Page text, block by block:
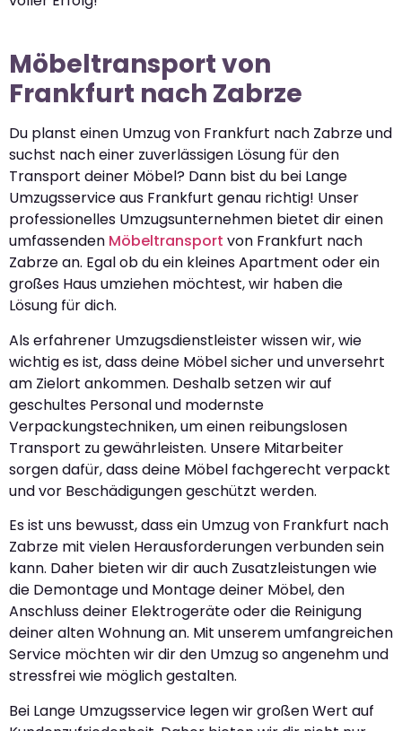
Möbeltransport von
Frankfurt nach Zabrze
Du planst einen Umzug von Frankfurt nach Zabrze und
suchst nach einer zuverlässigen Lösung für den
Transport deiner Möbel? Dann bist du bei Lange
Umzugsservice aus Frankfurt genau richtig! Unser
professionelles Umzugsunternehmen bietet dir einen
umfassenden Möbeltransport von Frankfurt nach
Zabrze an. Egal ob du ein kleines Apartment oder ein
großes Haus umziehen möchtest, wir haben die
Lösung für dich.
Als erfahrener Umzugsdienstleister wissen wir, wie
wichtig es ist, dass deine Möbel sicher und unversehrt
am Zielort ankommen. Deshalb setzen wir auf
geschultes Personal und modernste
Verpackungstechniken, um einen reibungslosen
Transport zu gewährleisten. Unsere Mitarbeiter
sorgen dafür, dass deine Möbel fachgerecht verpackt
und vor Beschädigungen geschützt werden.
Es ist uns bewusst, dass ein Umzug von Frankfurt nach
Zabrze mit vielen Herausforderungen verbunden sein
kann. Daher bieten wir dir auch Zusatzleistungen wie
die Demontage und Montage deiner Möbel, den
Anschluss deiner Elektrogeräte oder die Reinigung
deiner alten Wohnung an. Mit unserem umfangreichen
Service möchten wir dir den Umzug so angenehm und
stressfrei wie möglich gestalten.
Bei Lange Umzugsservice legen wir großen Wert auf